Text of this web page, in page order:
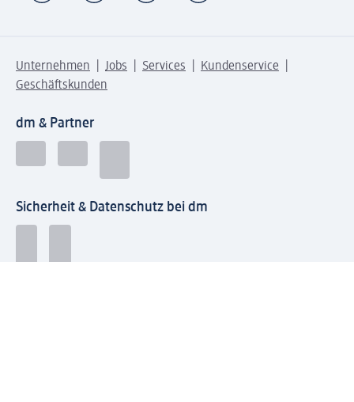
Unternehmen Jobs Services
Kundenservice
Geschäftskunden
dm & Partner
Sicherheit & Datenschutz bei dm